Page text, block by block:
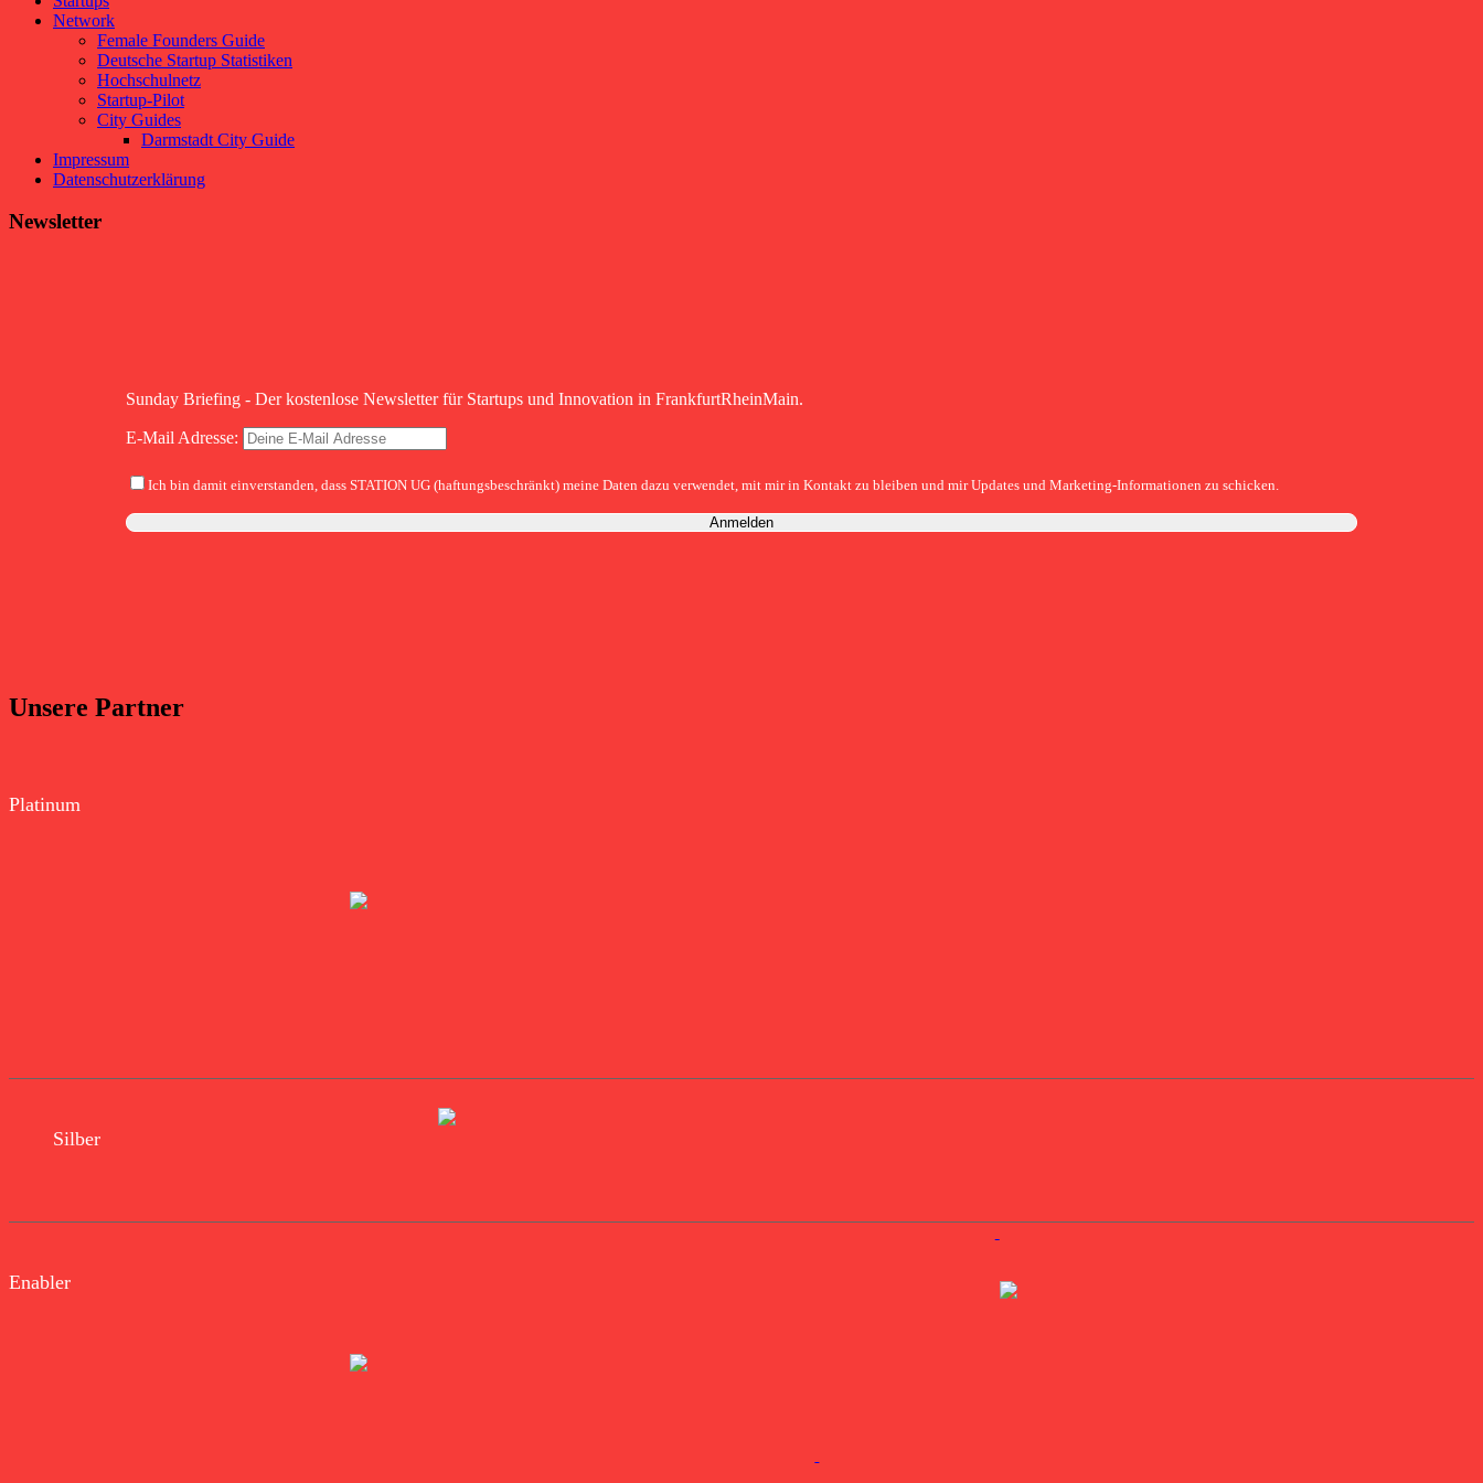
Network
Female Founders Guide
Deutsche Startup Statistiken
Hochschulnetz
Startup-Pilot
City Guides
Darmstadt City Guide
Impressum
Datenschutzerklärung
Newsletter
Sunday Briefing - Der kostenlose Newsletter für Startups und Innovation in FrankfurtRheinMain.
E-Mail Adresse:
Ich bin damit einverstanden, dass STATION UG (haftungsbeschränkt) meine Daten dazu verwendet, mit mir in Kontakt zu bleiben und mir Updates und Marketing-Informationen zu schicken.
Unsere Partner
Platinum
Silber
Enabler